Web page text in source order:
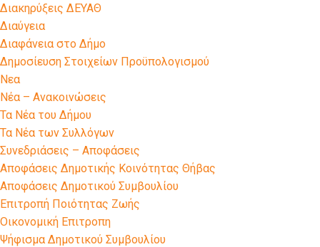
Διακηρύξεις ΔΕΥΑΘ
Διαύγεια
Διαφάνεια στο Δήμο
Δημοσίευση Στοιχείων Προϋπολογισμού
Νεα
Νέα – Ανακοινώσεις
Τα Νέα του Δήμου
Τα Νέα των Συλλόγων
Συνεδριάσεις – Αποφάσεις
Αποφάσεις Δημοτικής Κοινότητας Θήβας
Αποφάσεις Δημοτικού Συμβουλίου
Επιτροπή Ποιότητας Ζωής
Οικονομική Επιτροπη
Ψήφισμα Δημοτικού Συμβουλίου